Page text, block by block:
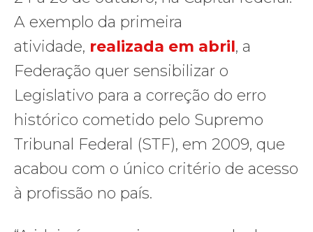
A exemplo da primeira
atividade, realizada em abril, a
Federação quer sensibilizar o
Legislativo para a correção do erro
histórico cometido pelo Supremo
Tribunal Federal (STF), em 2009, que
acabou com o único critério de acesso
à profissão no país.